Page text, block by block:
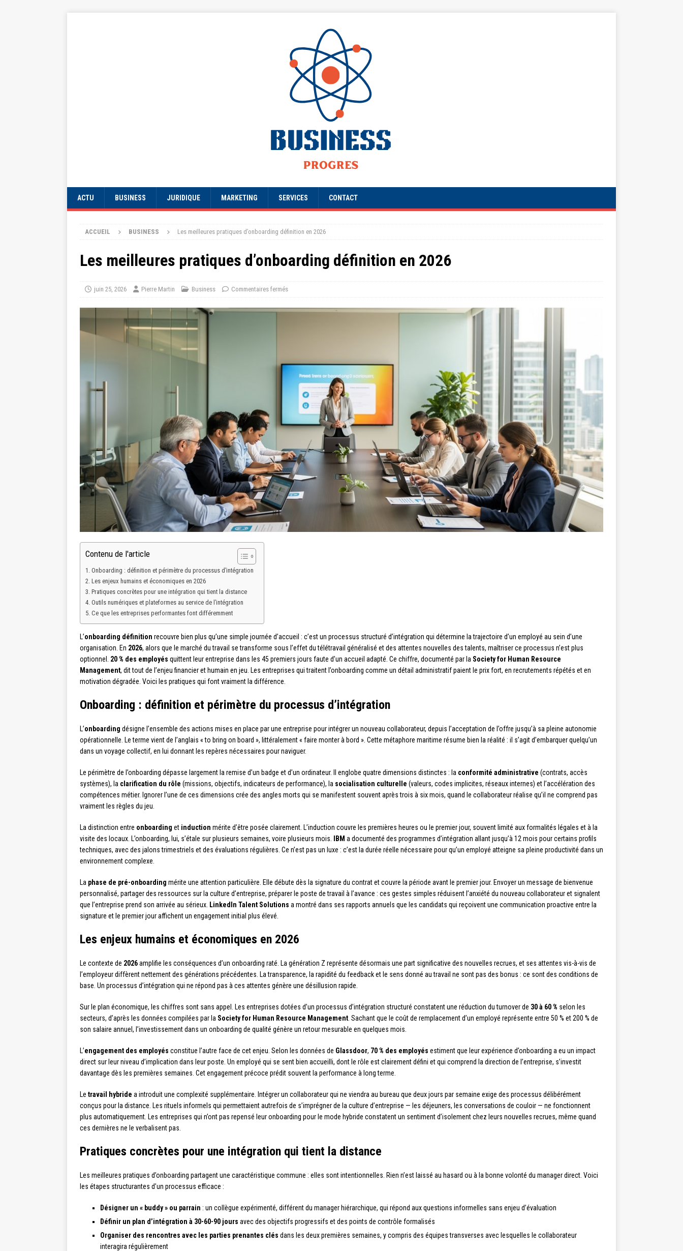
ACTU BUSINESS JURIDIQUE MARKETING SERVICES CONTACT
ACCUEIL BUSINESS Les meilleures pratiques d’onboarding définition en 2026
Les meilleures pratiques d’onboarding définition en 2026
juin 25, 2026 Pierre Martin Business Commentaires fermés
Contenu de l'article
Onboarding : définition et périmètre du processus d’intégration
Les enjeux humains et économiques en 2026
Pratiques concrètes pour une intégration qui tient la distance
Outils numériques et plateformes au service de l’intégration
Ce que les entreprises performantes font différemment
L’onboarding définition recouvre bien plus qu’une simple journée d’accueil : c’est un processus structuré d’intégration qui détermine la trajectoire d’un employé au sein d’une
organisation. En 2026, alors que le marché du travail se transforme sous l’effet du télétravail généralisé et des attentes nouvelles des talents, maîtriser ce processus n’est plus
optionnel. 20 % des employés quittent leur entreprise dans les 45 premiers jours faute d’un accueil adapté. Ce chiffre, documenté par la Society for Human Resource
Management, dit tout de l’enjeu financier et humain en jeu. Les entreprises qui traitent l’onboarding comme un détail administratif paient le prix fort, en recrutements répétés et en
motivation dégradée. Voici les pratiques qui font vraiment la différence.
Onboarding : définition et périmètre du processus d’intégration
L’onboarding désigne l’ensemble des actions mises en place par une entreprise pour intégrer un nouveau collaborateur, depuis l’acceptation de l’offre jusqu’à sa pleine autonomie
opérationnelle. Le terme vient de l’anglais « to bring on board », littéralement « faire monter à bord ». Cette métaphore maritime résume bien la réalité : il s’agit d’embarquer quelqu’un
dans un voyage collectif, en lui donnant les repères nécessaires pour naviguer.
Le périmètre de l’onboarding dépasse largement la remise d’un badge et d’un ordinateur. Il englobe quatre dimensions distinctes : la conformité administrative (contrats, accès
systèmes), la clarification du rôle (missions, objectifs, indicateurs de performance), la socialisation culturelle (valeurs, codes implicites, réseaux internes) et l’accélération des
compétences métier. Ignorer l’une de ces dimensions crée des angles morts qui se manifestent souvent après trois à six mois, quand le collaborateur réalise qu’il ne comprend pas
vraiment les règles du jeu.
La distinction entre onboarding et induction mérite d’être posée clairement. L’induction couvre les premières heures ou le premier jour, souvent limité aux formalités légales et à la
visite des locaux. L’onboarding, lui, s’étale sur plusieurs semaines, voire plusieurs mois. IBM a documenté des programmes d’intégration allant jusqu’à 12 mois pour certains profils
techniques, avec des jalons trimestriels et des évaluations régulières. Ce n’est pas un luxe : c’est la durée réelle nécessaire pour qu’un employé atteigne sa pleine productivité dans un
environnement complexe.
La phase de pré-onboarding mérite une attention particulière. Elle débute dès la signature du contrat et couvre la période avant le premier jour. Envoyer un message de bienvenue
personnalisé, partager des ressources sur la culture d’entreprise, préparer le poste de travail à l’avance : ces gestes simples réduisent l’anxiété du nouveau collaborateur et signalent
que l’entreprise prend son arrivée au sérieux. LinkedIn Talent Solutions a montré dans ses rapports annuels que les candidats qui reçoivent une communication proactive entre la
signature et le premier jour affichent un engagement initial plus élevé.
Les enjeux humains et économiques en 2026
Le contexte de 2026amplifie les conséquences d’un onboarding raté. La génération Z représente désormais une part significative des nouvelles recrues, et ses attentes vis-à-vis de
l’employeur diffèrent nettement des générations précédentes. La transparence, la rapidité du feedback et le sens donné au travail ne sont pas des bonus : ce sont des conditions de
base. Un processus d’intégration qui ne répond pas à ces attentes génère une désillusion rapide.
Sur le plan économique, les chiffres sont sans appel. Les entreprises dotées d’un processus d’intégration structuré constatent une réduction du turnover de 30 à 60 % selon les
secteurs, d’après les données compilées par la Society for Human Resource Management . Sachant que le coût de remplacement d’un employé représente entre 50 % et 200 % de
son salaire annuel, l’investissement dans un onboarding de qualité génère un retour mesurable en quelques mois.
L’engagement des employés constitue l’autre face de cet enjeu. Selon les données de Glassdoor, 70 % des employés estiment que leur expérience d’onboarding a eu un impact
direct sur leur niveau d’implication dans leur poste. Un employé qui se sent bien accueilli, dont le rôle est clairement défini et qui comprend la direction de l’entreprise, s’investit
davantage dès les premières semaines. Cet engagement précoce prédit souvent la performance à long terme.
Le travail hybride a introduit une complexité supplémentaire. Intégrer un collaborateur qui ne viendra au bureau que deux jours par semaine exige des processus délibérément
conçus pour la distance. Les rituels informels qui permettaient autrefois de s’imprégner de la culture d’entreprise — les déjeuners, les conversations de couloir — ne fonctionnent
plus automatiquement. Les entreprises qui n’ont pas repensé leur onboarding pour le mode hybride constatent un sentiment d’isolement chez leurs nouvelles recrues, même quand
ces dernières ne le verbalisent pas.
Pratiques concrètes pour une intégration qui tient la distance
Les meilleures pratiques d’onboarding partagent une caractéristique commune : elles sont intentionnelles. Rien n’est laissé au hasard ou à la bonne volonté du manager direct. Voici
les étapes structurantes d’un processus efficace :
Désigner un « buddy » ou parrain : un collègue expérimenté, différent du manager hiérarchique, qui répond aux questions informelles sans enjeu d’évaluation
Définir un plan d’intégration à 30-60-90 jours avec des objectifs progressifs et des points de contrôle formalisés
Organiser des rencontres avec les parties prenantes clés dans les deux premières semaines, y compris des équipes transverses avec lesquelles le collaborateur
interagira régulièrement